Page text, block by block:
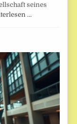
seines
…